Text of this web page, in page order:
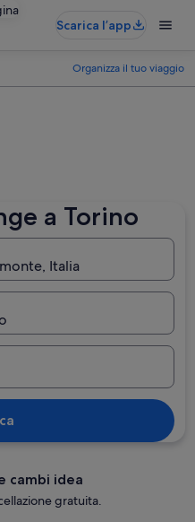
Scarica l’app
Organizza il tuo viaggio
a Torino
Italia
cambi idea
gratuita.